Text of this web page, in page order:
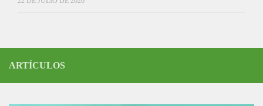
ARTÍCULOS